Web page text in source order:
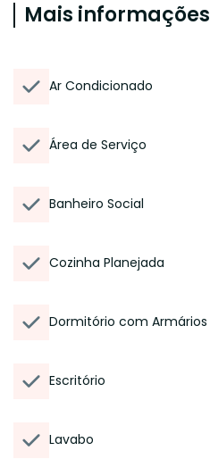
Mais informações
Ar Condicionado
Área de Serviço
Banheiro Social
Cozinha Planejada
Dormitório com Armários
Escritório
Lavabo